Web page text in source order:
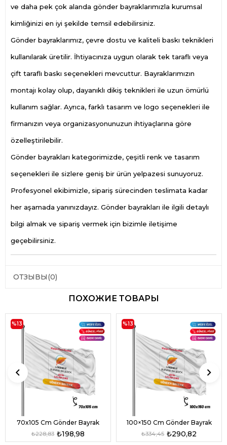
ve daha pek çok alanda gönder bayraklarımızla kurumsal
kimliğinizi en iyi şekilde temsil edebilirsiniz.
Gönder bayraklarımız, çevre dostu ve kaliteli baskı teknikleri
kullanılarak üretilir. İhtiyacınıza uygun olarak tek taraflı veya
çift taraflı baskı seçenekleri mevcuttur. Bayraklarımızın
montajı kolay olup, dayanıklı dikiş teknikleri ile uzun ömürlü
kullanım sağlar. Ayrıca, farklı tasarım ve logo seçenekleri ile
firmanızın veya organizasyonunuzun ihtiyaçlarına göre
özelleştirilebilir.
Gönder bayrakları kategorimizde, çeşitli renk ve tasarım
seçenekleri ile sizlere geniş bir ürün yelpazesi sunuyoruz.
Profesyonel ekibimizle, sipariş sürecinden teslimata kadar
her aşamada yanınızdayız. Gönder bayrakları ile ilgili detaylı
bilgi almak ve sipariş vermek için bizimle iletişime
geçebilirsiniz.
ОТЗЫВЫ(0)
ПОХОЖИЕ ТОВАРЫ
70x105 Cm Gönder Bayrak
₺198,98
₺228,83
%13
100×150 Cm Gönder Bayrak
₺290,82
₺334,45
%13